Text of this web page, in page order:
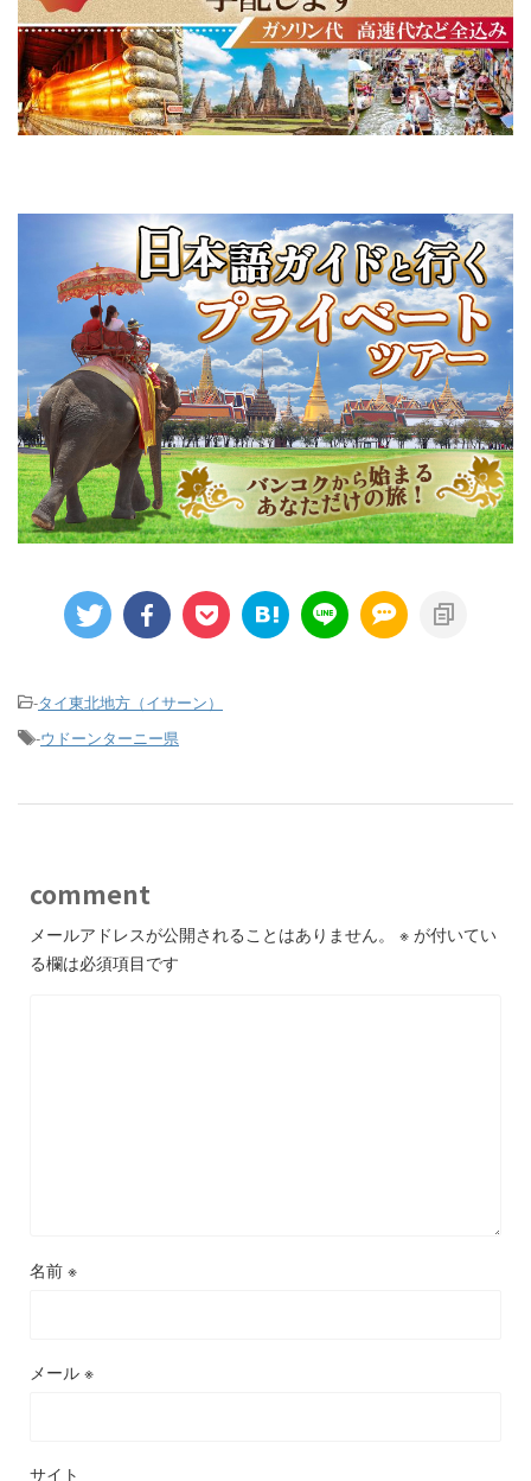
-タイ東北地方（イサーン）
-ウドーンターニー県
comment
メールアドレスが公開されることはありません。 ※ が付いてい
る欄は必須項目です
名前 ※
メール ※
サイト